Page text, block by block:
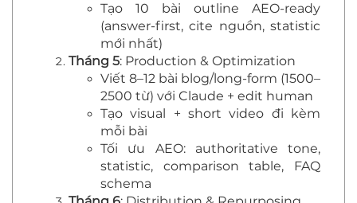
Tạo 10 bài outline AEO-ready
(answer-first, cite nguồn, statistic
mới nhất)
Tháng 5: Production & Optimization
Viết 8–12 bài blog/long-form (1500–
2500 từ) với Claude + edit human
Tạo visual + short video đi kèm
mỗi bài
Tối ưu AEO: authoritative tone,
statistic, comparison table, FAQ
schema